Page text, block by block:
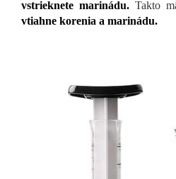
vstrieknete marinádu. Takto
vtiahne korenia a marinádu.